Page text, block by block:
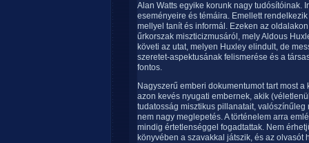
Alan Watts egyike korunk nagy tudósítóinak.
eseményeire és témáira. Emellett
mellyel tanít és informál. Ezeken az
űrkorszak miszticizmusáról, mely Aldous
követi az utat, melyen Huxley elindult, de
szeretet-aspektusának felismerése és a
fontos.
Nagyszerű emberi dokumentumot tart most
azon kevés nyugati embernek, akik
tudatosság misztikus pillanatait,
nem nagy meglepetés. A történelem arra
mindig értetlenséggel fogadtattak. Nem
könyvében a szavakkal játszik, és az olvasót